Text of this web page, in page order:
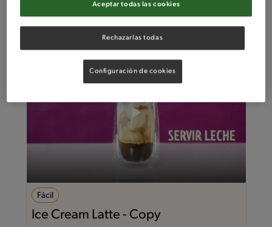
Fácil
Ice Cream Latte - Copy
Rechazarlas todas
Aceptar todas las cookies
Configuración de cookies